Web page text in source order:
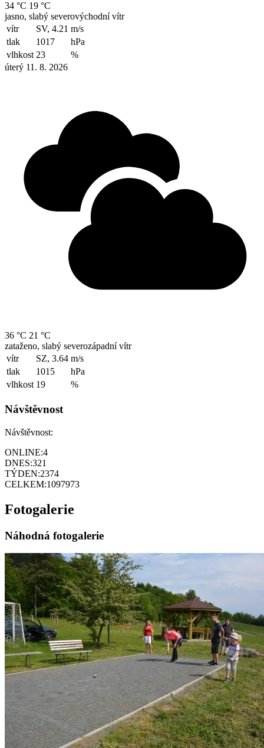
34 °C 19 °C
jasno, slabý severovýchodní vítr
vítr
SV, 4.21 m/s
tlak
1017
hPa
vlhkost 23
%
úterý 11. 8. 2026
36 °C 21 °C
zataženo, slabý severozápadní vítr
vítr
SZ, 3.64 m/s
tlak
1015
hPa
vlhkost 19 %
Návštěvnost
Návštěvnost:
ONLINE:4
DNES:321
TÝDEN:2374
CELKEM:1097973
Fotogalerie
Náhodná fotogalerie